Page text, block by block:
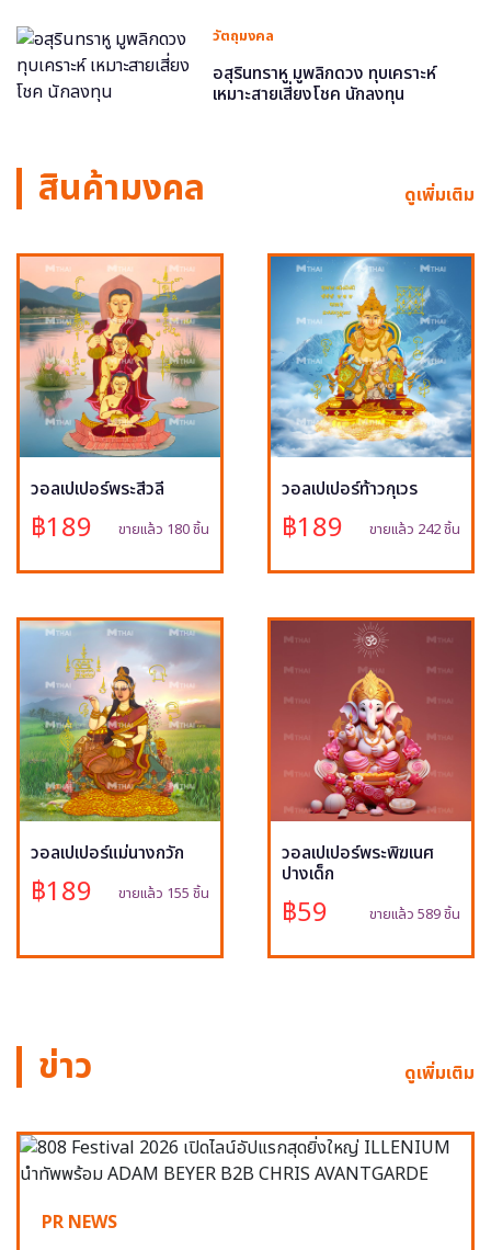
วัตถุมงคล
อสุรินทราหู มูพลิกดวง ทุบเคราะห์
เหมาะสายเสี่ยงโชค นักลงทุน
สินค้ามงคล ดูเพิ่มเติม
วอลเปเปอร์พระสีวลี
฿189 ขายแล้ว 180 ชิ้น
วอลเปเปอร์ท้าวกุเวร
฿189 ขายแล้ว 242 ชิ้น
วอลเปเปอร์แม่นางกวัก
฿189 ขายแล้ว 155 ชิ้น
วอลเปเปอร์พระพิฆเนศ
ปางเด็ก
฿59 ขายแล้ว 589 ชิ้น
ข่าว ดูเพิ่มเติม
PR NEWS